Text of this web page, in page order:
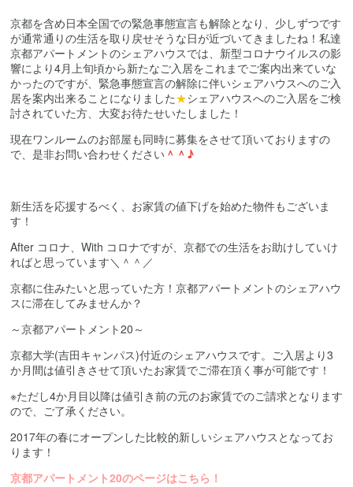
京都を含め日本全国での緊急事態宣言も解除となり、少しずつです
が通常通りの生活を取り戻せそうな日が近づいてきましたね！私達
京都アパートメントのシェアハウスでは、新型コロナウイルスの影
響により4月上旬頃から新たなご入居をこれまでご案内出来ていな
かったのですが、緊急事態宣言の解除に伴いシェアハウスへのご入
居を案内出来ることになりました★シェアハウスへのご入居をご検
討されていた方、大変お待たせいたしました！
現在ワンルームのお部屋も同時に募集をさせて頂いておりますの
で、是非お問い合わせください＾＾♪
新生活を応援するべく、お家賃の値下げを始めた物件もございま
す！
After コロナ、With コロナですが、京都での生活をお助けしていけ
ればと思っています＼＾＾／
京都に住みたいと思っていた方！京都アパートメントのシェアハウ
スに滞在してみませんか？
～京都アパートメント20～
京都大学(吉田キャンパス)付近のシェアハウスです。ご入居より3
か月間は値引きさせて頂いたお家賃でご滞在頂く事が可能です！
※ただし4か月目以降は値引き前の元のお家賃でのご請求となります
ので、ご了承ください。
2017年の春にオープンした比較的新しいシェアハウスとなってお
ります！
京都アパートメント20のページはこちら！